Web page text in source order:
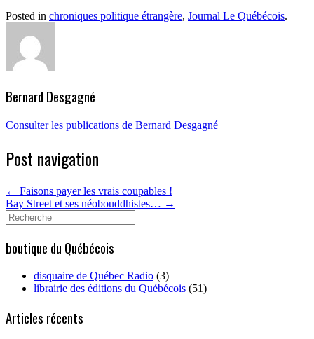
Posted in chroniques politique étrangère, Journal Le Québécois.
Bernard Desgagné
Consulter les publications de Bernard Desgagné
Post navigation
← Faisons payer les vrais coupables !
Bay Street et ses néobouddhistes… →
Search
for:
boutique du Québécois
disquaire de Québec Radio (3)
librairie des éditions du Québécois (51)
Articles récents